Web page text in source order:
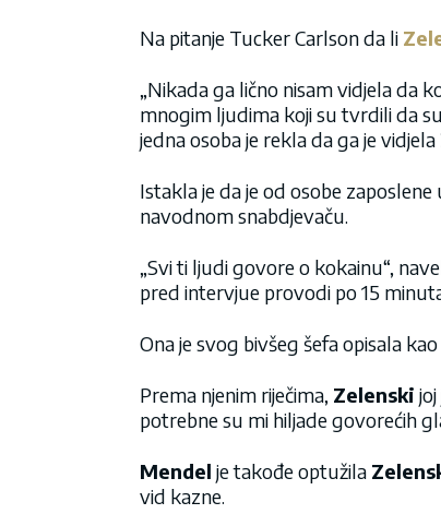
Na pitanje Tucker Carlsonda li
„Nikada ga lično nisam vidjela da
mnogim ljudima koji su tvrdili da
jedna osoba je rekla da ga je vidjela
Istakla je da je od osobe zaposlene
navodnom snabdjevaču.
„Svi ti ljudi govore o kokainu“,
pred intervjue provodi po 15
Ona je svog bivšeg šefa opisala
Prema njenim riječima, Zelenski
potrebne su mi hiljade govorećih
Mendel je takođe optužila
vid kazne.